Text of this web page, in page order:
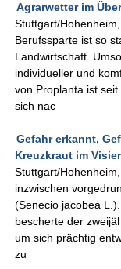
Agrarwetter im
Stuttgart/
Berufssparte ist so
Landwirtschaft.
individueller und
von Proplanta ist
sich nac
Gefahr erkannt,
Kreuzkraut im
Stuttgart/
inzwischen
(Senecio jacobea
bescherte der
um sich prächtig
zu